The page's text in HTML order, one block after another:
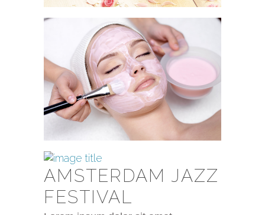
AMSTERDAM JAZZ
FESTIVAL